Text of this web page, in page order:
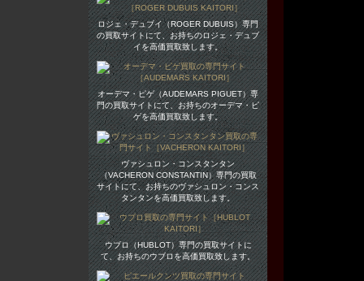
ロジェ・デュブイ（ROGER DUBUIS）専門
の買取サイトにて、お持ちのロジェ・デュブ
イを高価買取致します。
オーデマ・ピゲ（AUDEMARS PIGUET）専
門の買取サイトにて、お持ちのオーデマ・ピ
ゲを高価買取致します。
ヴァシュロン・コンスタンタン
（VACHERON CONSTANTIN）専門の買取
サイトにて、お持ちのヴァシュロン・コンス
タンタンを高価買取致します。
ウブロ（HUBLOT）専門の買取サイトに
て、お持ちのウブロを高価買取致します。